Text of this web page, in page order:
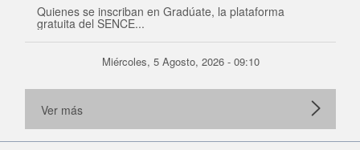
Quienes se inscriban en Gradúate, la plataforma
gratuita del SENCE...
Miércoles, 5 Agosto, 2026 - 09:10
Ver más